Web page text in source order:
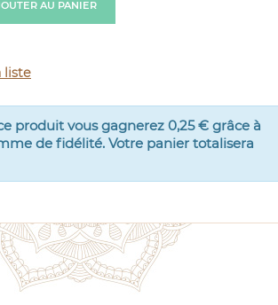
AU PANIER
liste
produit vous gagnerez 0,25 € grâce à
de fidélité. Votre panier totalisera